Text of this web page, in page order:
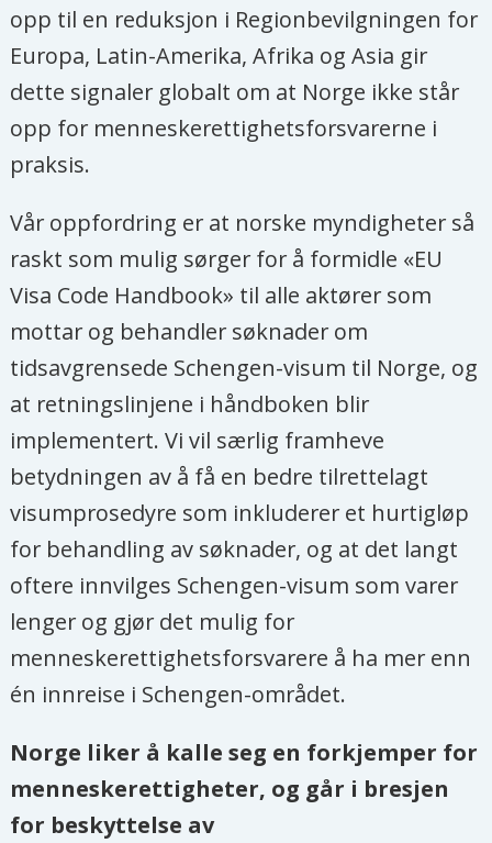
opp til en reduksjon i Regionbevilgningen for
Europa, Latin-Amerika, Afrika og Asia gir
dette signaler globalt om at Norge ikke står
opp for menneskerettighetsforsvarerne i
praksis.
Vår oppfordring er at norske myndigheter så
raskt som mulig sørger for å formidle «EU
Visa Code Handbook» til alle aktører som
mottar og behandler søknader om
tidsavgrensede Schengen-visum til Norge, og
at retningslinjene i håndboken blir
implementert. Vi vil særlig framheve
betydningen av å få en bedre tilrettelagt
visumprosedyre som inkluderer et hurtigløp
for behandling av søknader, og at det langt
oftere innvilges Schengen-visum som varer
lenger og gjør det mulig for
menneskerettighetsforsvarere å ha mer enn
én innreise i Schengen-området.
Norge liker å kalle seg en forkjemper for
menneskerettigheter, og går i bresjen
for beskyttelse av